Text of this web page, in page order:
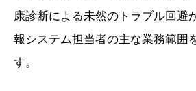
康診断による未然のトラブル回避
報システム担当者の主な業務範囲
す。